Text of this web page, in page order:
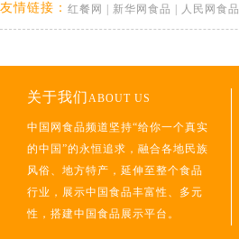
友情链接： 红餐网 新华网食品 人民网食品
关于我们ABOUT US
中国网食品频道坚持“给你一个真实
的中国”的永恒追求，融合各地民族
风俗、地方特产，延伸至整个食品
行业，展示中国食品丰富性、多元
性，搭建中国食品展示平台。